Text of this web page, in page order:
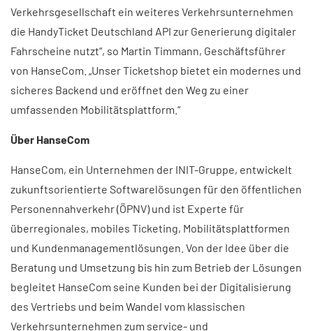
Verkehrsgesellschaft ein weiteres Verkehrsunternehmen
die HandyTicket Deutschland API zur Generierung digitaler
Fahrscheine nutzt“, so Martin Timmann, Geschäftsführer
von HanseCom. „Unser Ticketshop bietet ein modernes und
sicheres Backend und eröffnet den Weg zu einer
umfassenden Mobilitätsplattform.“
Über HanseCom
HanseCom, ein Unternehmen der INIT-Gruppe, entwickelt
zukunftsorientierte Softwarelösungen für den öffentlichen
Personennahverkehr (ÖPNV) und ist Experte für
überregionales, mobiles Ticketing, Mobilitätsplattformen
und Kundenmanagementlösungen. Von der Idee über die
Beratung und Umsetzung bis hin zum Betrieb der Lösungen
begleitet HanseCom seine Kunden bei der Digitalisierung
des Vertriebs und beim Wandel vom klassischen
Verkehrsunternehmen zum service- und